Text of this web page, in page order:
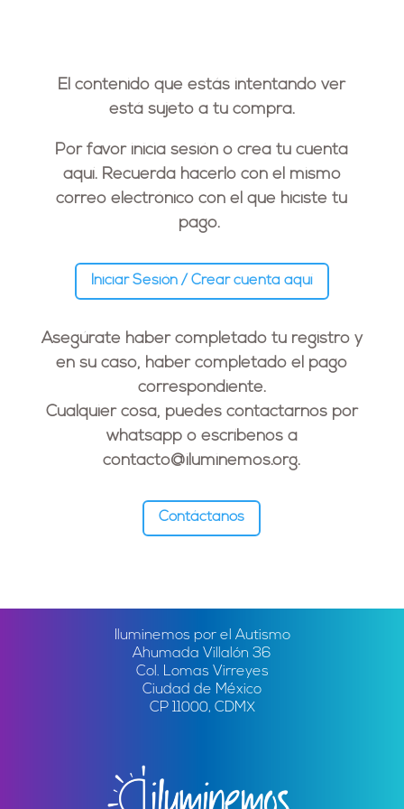
El contenido que estás intentando ver
está sujeto a tu compra.
Por favor inicia sesión o crea tu cuenta
aquí. Recuerda hacerlo con el mismo
correo electrónico con el que hiciste tu
pago.
Iniciar Sesión / Crear cuenta aquí
Asegúrate haber completado tu registro y
en su caso, haber completado el pago
correspondiente.
Cualquier cosa, puedes contactarnos por
whatsapp o escríbenos a
contacto@iluminemos.org.
Contáctanos
Iluminemos por el Autismo
Ahumada Villalón 36
Col. Lomas Virreyes
Ciudad de México
CP 11000, CDMX